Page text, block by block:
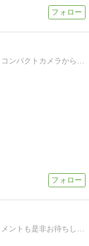
キヤノンカメラの楽しみ方を紹介します！コンパクトカメラから一眼レフまで、キヤノンカメラの楽しみ方を紹介します。
新米フォトライカー！写真大好きです。コメントも是非お待ちしております！